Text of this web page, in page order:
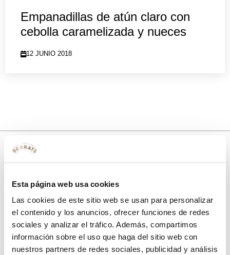
Esta página web usa cookies
Las cookies de este sitio web se usan para personalizar
el contenido y los anuncios, ofrecer funciones de redes
sociales y analizar el tráfico. Además, compartimos
información sobre el uso que haga del sitio web con
nuestros partners de redes sociales, publicidad y análisis
Empanadillas de atún claro con
cebolla caramelizada y nueces
12 JUNIO 2018
con tu primera compra.
Apúntatea nuestra newsletter para recibir nuestras ofertas
disfruta de
un 10% de descuento en tu primera compra.